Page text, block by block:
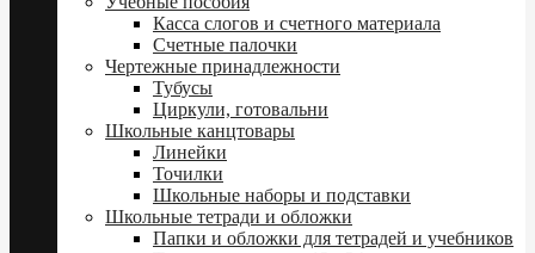
Касса слогов и счетного материала
Счетные палочки
Чертежные принадлежности
Тубусы
Циркули, готовальни
Школьные канцтовары
Линейки
Точилки
Школьные наборы и подставки
Школьные тетради и обложки
Папки и обложки для тетрадей и учебников